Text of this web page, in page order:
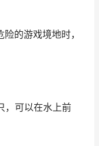
的游戏境地时，
，可以在水上前